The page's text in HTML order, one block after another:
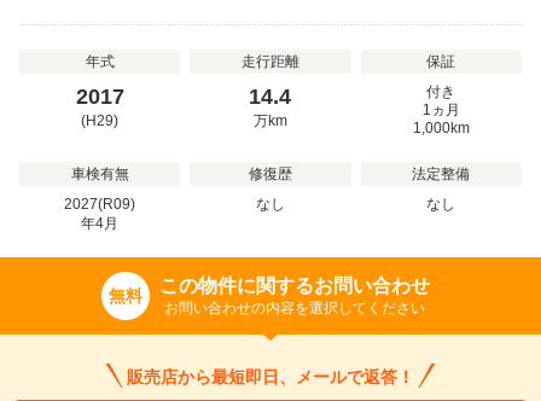
年式
2017
(H29)
走行距離
14.4
万km
保証
付き
1ヵ月
1,000km
車検有無
2027(R09)
年4月
修復歴
なし
法定整備
なし
無料 この物件に関するお問い合わせ
お問い合わせの内容を選択してください
販売店から最短即日、メールで返答！